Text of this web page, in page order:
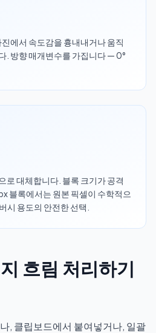
에서 속도감을 흉내내거나 움직
. 방향 매개변수를 가집니다 — 0°
로 대체합니다. 블록 크기가 공격
블록에서는 원본 픽셀이 수학적으
시 용도의 안전한 선택.
흐림 처리하기
, 클립보드에서 붙여넣거나, 일괄